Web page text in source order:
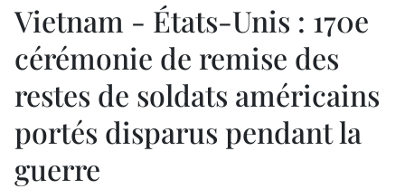
Vietnam - États-Unis : 170e
cérémonie de remise des
restes de soldats américains
portés disparus pendant la
guerre